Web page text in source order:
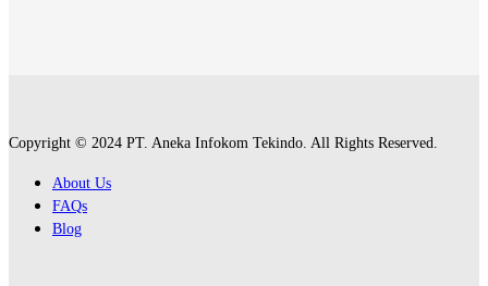
Copyright © 2024 PT. Aneka Infokom Tekindo. All Rights Reserved.
About Us
FAQs
Blog